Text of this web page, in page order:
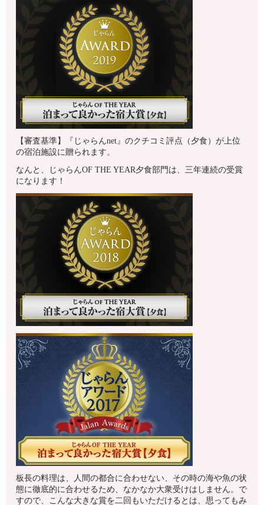
【審査基準】『じゃらんnet』のクチコミ評点（夕食）が上位
の宿泊施設に贈られます。
なんと、じゃらんOF THE YEAR夕食部門は、三年連続の受賞
になります！
板長の料理は、人間の都合に合わせない、その時の海や魚の状
態に徹底的に合わせるため、なかなか大衆受けはしません。で
すので、こんな大きな賞を二回もいただけるとは、思ってもみ